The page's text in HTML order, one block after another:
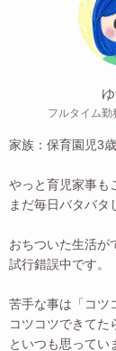
フルタイム勤
家族：保育園児3
やっと育児家事も
まだ毎日バタバタ
おちついた生活が
試行錯誤中です。
苦手な事は「コツ
コツコツできてた
といつも思ってい